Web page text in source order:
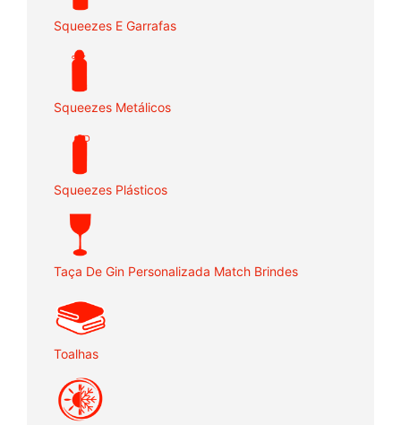
Squeezes E Garrafas
Squeezes Metálicos
Squeezes Plásticos
Taça De Gin Personalizada Match Brindes
Toalhas